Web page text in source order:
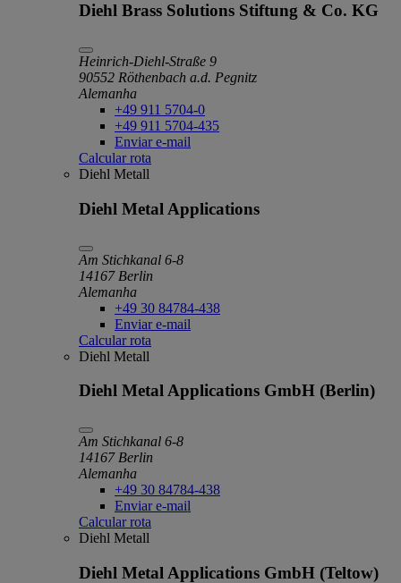
Diehl Brass Solutions Stiftung & Co. KG
Heinrich-Diehl-Straße 9
90552 Röthenbach a.d. Pegnitz
Alemanha
+49 911 5704-0
+49 911 5704-435
Enviar e-mail
Calcular rota
Diehl Metall
Diehl Metal Applications
Am Stichkanal 6-8
14167 Berlin
Alemanha
+49 30 84784-438
Enviar e-mail
Calcular rota
Diehl Metall
Diehl Metal Applications GmbH (Berlin)
Am Stichkanal 6-8
14167 Berlin
Alemanha
+49 30 84784-438
Enviar e-mail
Calcular rota
Diehl Metall
Diehl Metal Applications GmbH (Teltow)